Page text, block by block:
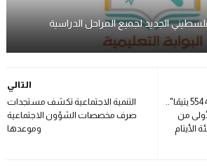
الجديد لجميع المراحل الدراسية
التالي
التنمية الاجتماعية تكشف مستجدات
صرف مخصصات الشؤون الاجتماعية
وموعدها
"بلغت 5 مليون شيكل لـنحو 5544 يتيمًا"..
من
الأيتام